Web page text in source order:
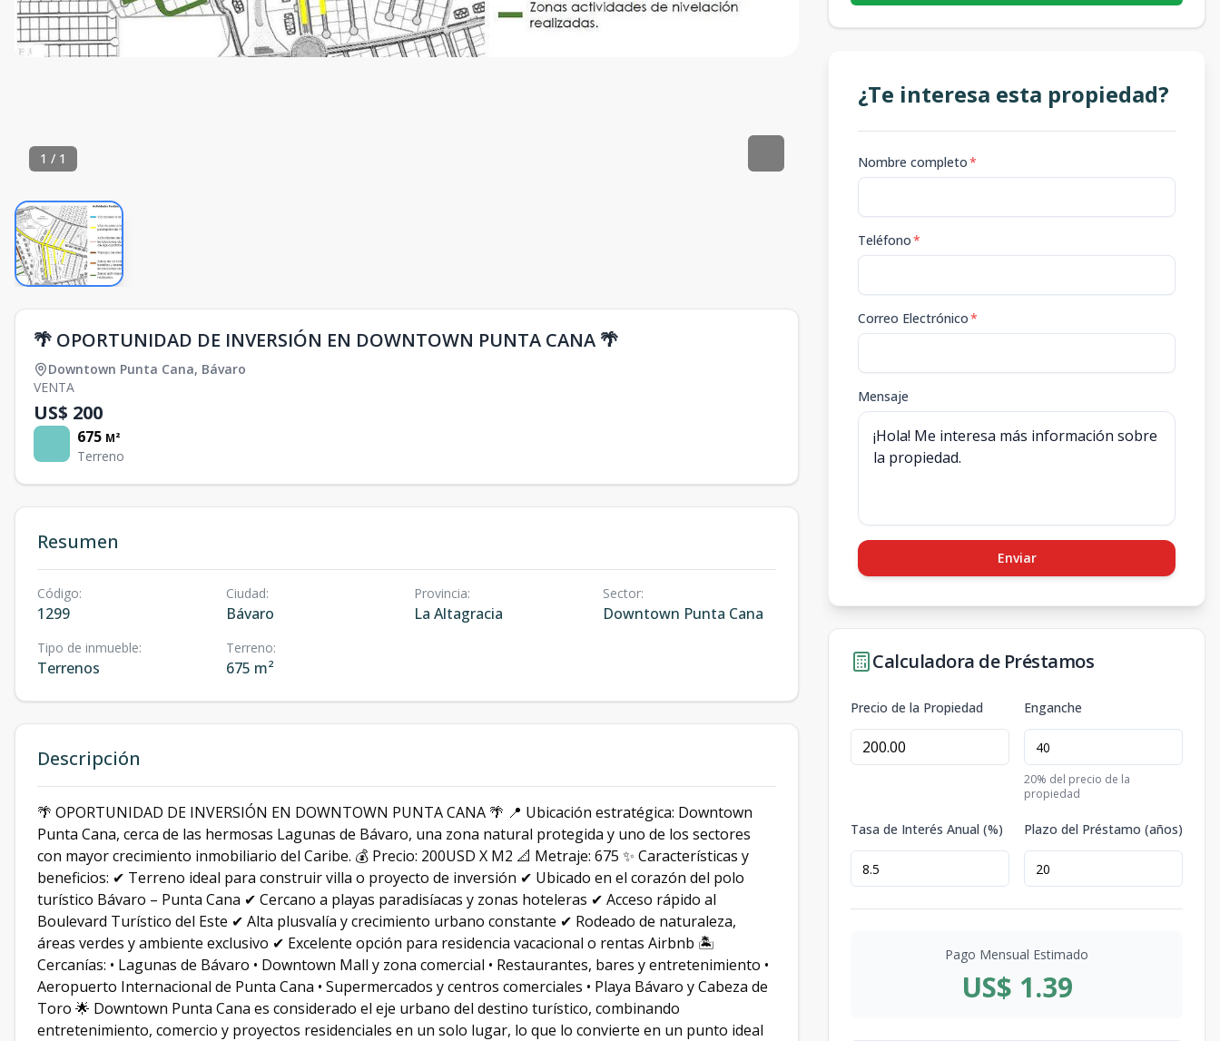
1 / 1
🌴 OPORTUNIDAD DE INVERSIÓN EN DOWNTOWN PUNTA CANA 🌴
Downtown Punta Cana, Bávaro
VENTA
US$ 200
675 M²
Terreno
Resumen
Código:
1299
Ciudad:
Bávaro
Provincia:
La Altagracia
Sector:
Downtown Punta Cana
Tipo de inmueble:
Terrenos
Terreno:
675 m²
Descripción
🌴 OPORTUNIDAD DE INVERSIÓN EN DOWNTOWN PUNTA CANA 🌴 📍 Ubicación estratégica: Downtown
Punta Cana, cerca de las hermosas Lagunas de Bávaro, una zona natural protegida y uno de los sectores
con mayor crecimiento inmobiliario del Caribe. 💰 Precio: 200USD X M2 📐 Metraje: 675 ✨ Características y
beneficios: ✔ Terreno ideal para construir villa o proyecto de inversión ✔ Ubicado en el corazón del polo
turístico Bávaro – Punta Cana ✔ Cercano a playas paradisíacas y zonas hoteleras ✔ Acceso rápido al
Boulevard Turístico del Este ✔ Alta plusvalía y crecimiento urbano constante ✔ Rodeado de naturaleza,
áreas verdes y ambiente exclusivo ✔ Excelente opción para residencia vacacional o rentas Airbnb 🏝
Cercanías: • Lagunas de Bávaro • Downtown Mall y zona comercial • Restaurantes, bares y entretenimiento •
Aeropuerto Internacional de Punta Cana • Supermercados y centros comerciales • Playa Bávaro y Cabeza de
Toro 🌟 Downtown Punta Cana es considerado el eje urbano del destino turístico, combinando
entretenimiento, comercio y proyectos residenciales en un solo lugar, lo que lo convierte en un punto ideal
¿Te interesa esta propiedad?
Nombre completo*
Teléfono*
Correo Electrónico*
Mensaje
Enviar
Calculadora de Préstamos
Precio de la Propiedad Enganche
20% del precio de la
propiedad
Tasa de Interés Anual (%) Plazo del Préstamo (años)
Pago Mensual Estimado
US$ 1.39